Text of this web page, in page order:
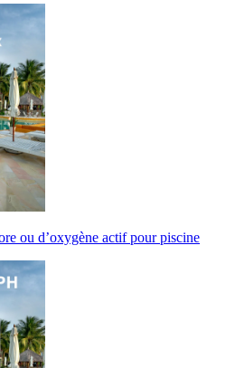
ou d’oxygène actif pour piscine